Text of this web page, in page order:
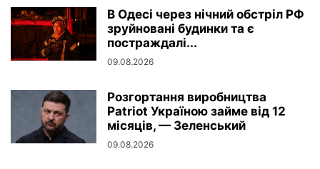
В Одесі через нічний обстріл РФ
зруйновані будинки та є
постраждалі...
09.08.2026
Розгортання виробництва
Patriot Україною займе від 12
місяців, — Зеленський
09.08.2026